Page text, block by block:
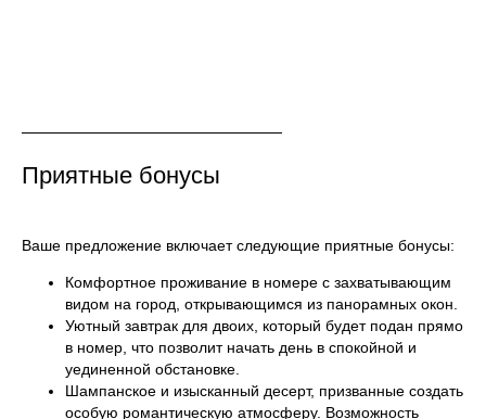
Приятные бонусы
Ваше предложение включает следующие приятные бонусы:
Комфортное проживание в номере с захватывающим
видом на город, открывающимся из панорамных окон.
Уютный завтрак для двоих, который будет подан прямо
в номер, что позволит начать день в спокойной и
уединенной обстановке.
Шампанское и изысканный десерт, призванные создать
особую романтическую атмосферу. Возможность